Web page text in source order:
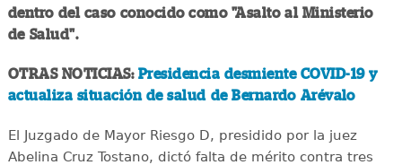
dentro del caso conocido como "Asalto al Ministerio
de Salud".
OTRAS NOTICIAS: Presidencia desmiente COVID-19 y
actualiza situación de salud de Bernardo Arévalo
El Juzgado de Mayor Riesgo D, presidido por la juez
Abelina Cruz Tostano, dictó falta de mérito contra tres